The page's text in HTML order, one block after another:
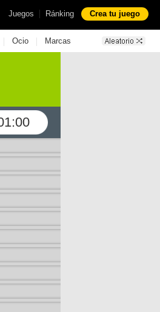
Juegos | Ránking Crea tu juego
| Ocio | Marcas